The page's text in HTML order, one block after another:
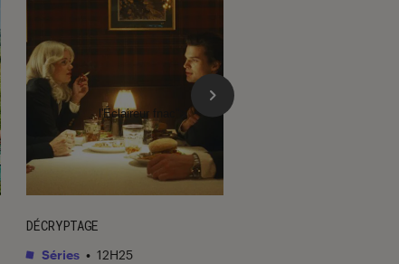
DÉCRYPTAGE
Séries • 12H25
l'Éclaireur fnac">